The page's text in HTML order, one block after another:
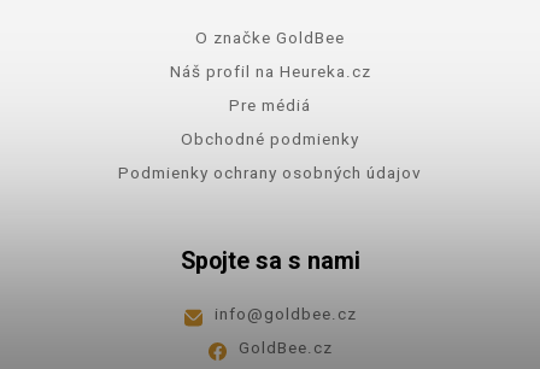
O značke GoldBee
Náš profil na Heureka.cz
Pre médiá
Obchodné podmienky
Podmienky ochrany osobných údajov
Spojte sa s nami
info@goldbee.cz
GoldBee.cz